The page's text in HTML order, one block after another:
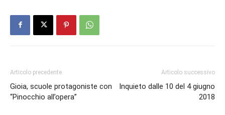
Articolo precedente
Gioia, scuole protagoniste con
“Pinocchio all’opera”
Articolo successivo
Inquieto dalle 10 del 4 giugno
2018